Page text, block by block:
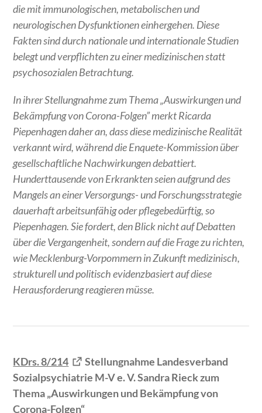
die mit immunologischen, metabolischen und
neurologischen Dysfunktionen einhergehen. Diese
Fakten sind durch nationale und internationale Studien
belegt und verpflichten zu einer medizinischen statt
psychosozialen Betrachtung.
In ihrer Stellungnahme zum Thema „Auswirkungen und
Bekämpfung von Corona-Folgen” merkt Ricarda
Piepenhagen daher an, dass diese medizinische Realität
verkannt wird, während die Enquete-Kommission über
gesellschaftliche Nachwirkungen debattiert.
Hunderttausende von Erkrankten seien aufgrund des
Mangels an einer Versorgungs- und Forschungsstrategie
dauerhaft arbeitsunfähig oder pflegebedürftig, so
Piepenhagen. Sie fordert, den Blick nicht auf Debatten
über die Vergangenheit, sondern auf die Frage zu richten,
wie Mecklenburg-Vorpommern in Zukunft medizinisch,
strukturell und politisch evidenzbasiert auf diese
Herausforderung reagieren müsse.
KDrs. 8/214
Stellungnahme Landesverband
Sozialpsychiatrie M-V e. V. Sandra Rieck zum
Thema „Auswirkungen und Bekämpfung von
Corona-Folgen“